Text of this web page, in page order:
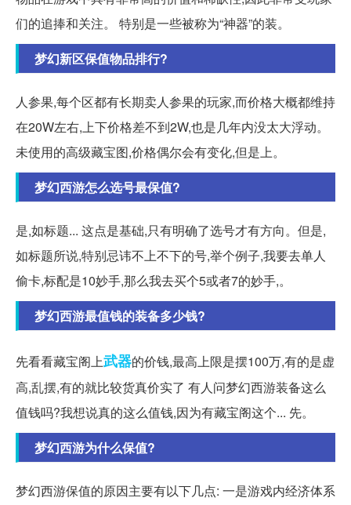
们的追捧和关注。 特别是一些被称为“神器”的装。
梦幻新区保值物品排行?
人参果,每个区都有长期卖人参果的玩家,而价格大概都维持
在20W左右,上下价格差不到2W,也是几年内没太大浮动。
未使用的高级藏宝图,价格偶尔会有变化,但是上。
梦幻西游怎么选号最保值?
是,如标题... 这点是基础,只有明确了选号才有方向。但是,
如标题所说,特别忌讳不上不下的号,举个例子,我要去单人
偷卡,标配是10妙手,那么我去买个5或者7的妙手,。
梦幻西游最值钱的装备多少钱?
先看看藏宝阁上武器的价钱,最高上限是摆100万,有的是虚
高,乱摆,有的就比较货真价实了 有人问梦幻西游装备这么
值钱吗?我想说真的这么值钱,因为有藏宝阁这个... 先。
梦幻西游为什么保值?
梦幻西游保值的原因主要有以下几点: 一是游戏内经济体系